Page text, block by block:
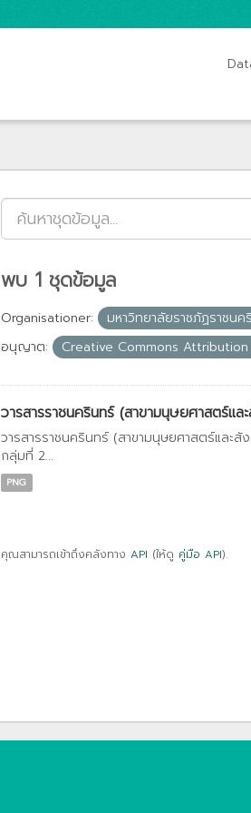
พบ 1 ชุดข้อมูล
Organisationer: มหาวิทยาลัยราชภัฏราชนค
อนุญาต:
Creative Commons Attribution
วารสารราชนครินทร์ (สาขามนุษยศาสตร์
วารสารราชนครินทร์ (สาขามนุษยศาสตร์และ
กลุ่มที่ 2...
PNG
คุณสามารถเข้าถึงคลังทาง API (ให้ดู คู่มือ API).